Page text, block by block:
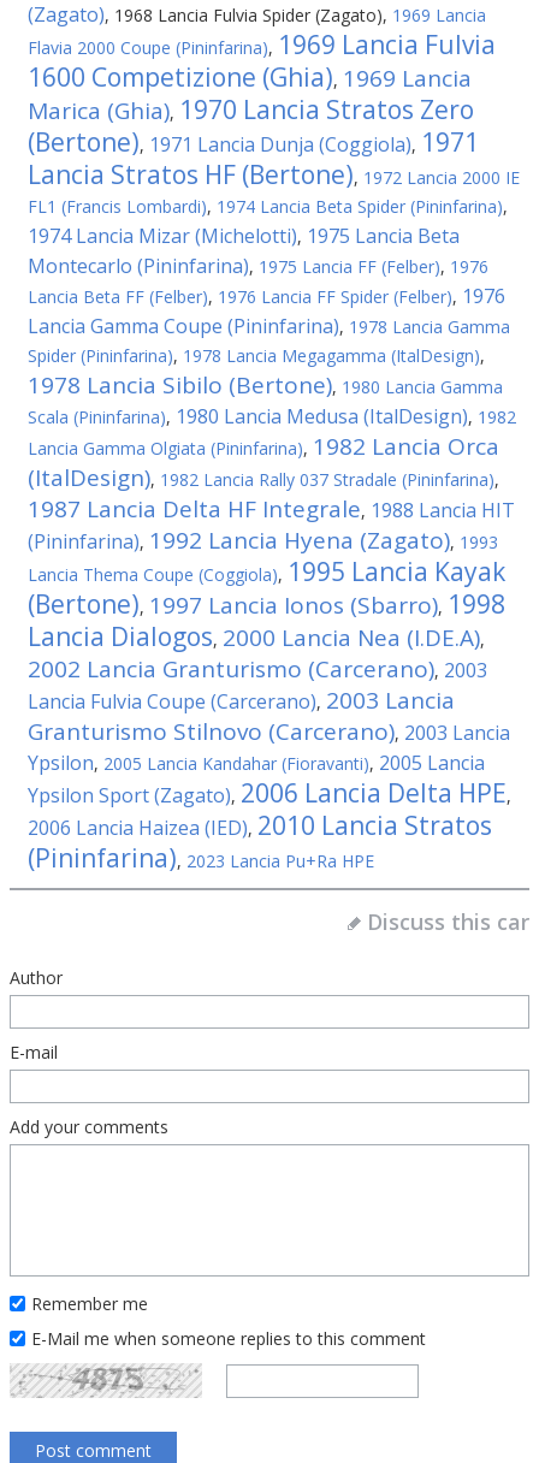
(Zagato), 1968 Lancia Fulvia Spider (Zagato), 1969 Lancia
Flavia 2000 Coupe (Pininfarina), 1969 Lancia Fulvia
1600 Competizione (Ghia), 1969 Lancia
Marica (Ghia), 1970 Lancia Stratos Zero
(Bertone), 1971 Lancia Dunja (Coggiola), 1971
Lancia Stratos HF (Bertone), 1972 Lancia 2000 IE
FL1 (Francis Lombardi), 1974 Lancia Beta Spider (Pininfarina),
1974 Lancia Mizar (Michelotti), 1975 Lancia Beta
Montecarlo (Pininfarina), 1975 Lancia FF (Felber), 1976
Lancia Beta FF (Felber), 1976 Lancia FF Spider (Felber), 1976
Lancia Gamma Coupe (Pininfarina), 1978 Lancia Gamma
Spider (Pininfarina), 1978 Lancia Megagamma (ItalDesign),
1978 Lancia Sibilo (Bertone), 1980 Lancia Gamma
Scala (Pininfarina), 1980 Lancia Medusa (ItalDesign), 1982
Lancia Gamma Olgiata (Pininfarina), 1982 Lancia Orca
(ItalDesign), 1982 Lancia Rally 037 Stradale (Pininfarina),
1987 Lancia Delta HF Integrale, 1988 Lancia HIT
(Pininfarina), 1992 Lancia Hyena (Zagato), 1993
Lancia Thema Coupe (Coggiola), 1995 Lancia Kayak
(Bertone), 1997 Lancia Ionos (Sbarro), 1998
Lancia Dialogos, 2000 Lancia Nea (I.DE.A),
2002 Lancia Granturismo (Carcerano), 2003
Lancia Fulvia Coupe (Carcerano), 2003 Lancia
Granturismo Stilnovo (Carcerano), 2003 Lancia
Ypsilon, 2005 Lancia Kandahar (Fioravanti), 2005 Lancia
Ypsilon Sport (Zagato), 2006 Lancia Delta HPE,
2006 Lancia Haizea (IED), 2010 Lancia Stratos
(Pininfarina), 2023 Lancia Pu+Ra HPE
Discuss this car
Author
E-mail
Add your comments
Remember me
E-Mail me when someone replies to this comment